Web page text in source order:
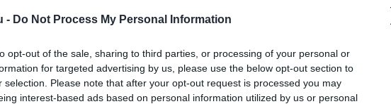
- Do Not Process My Personal Information
opt-out of the sale, sharing to third parties, or processing of your personal or
for targeted advertising by us, please use the below opt-out section to
selection. Please note that after your opt-out request is processed you may
interest-based ads based on personal information utilized by us or personal